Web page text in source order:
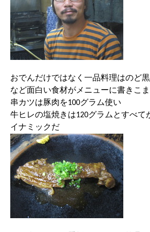
おでんだけではなく一品料理はのど
など面白い食材がメニューに書きこ
串カツは豚肉を100グラム使い
牛ヒレの塩焼きは120グラムとすべて
イナミックだ